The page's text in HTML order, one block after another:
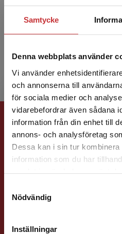
Samtycke
Denna webbplats använder
Vi använder
och annonserna till
för sociala medier och
vidarebefordrar även sådana
information från din enhet till
annons- och analysföretag
Dessa kan i sin tur
information som du har
Nödvändig
Inställningar
Begränsad
Det verkar som att du
studentlitteratur.se via en
Vi erbjuder inte
att kunna slutföra ett köp
Britt
barn i förskola och skola.